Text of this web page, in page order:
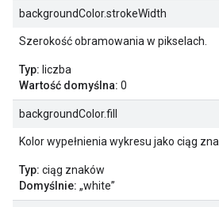
backgroundColor.strokeWidth
Szerokość obramowania w pikselach.
Typ: liczba
Wartość domyślna: 0
backgroundColor.fill
Kolor wypełnienia wykresu jako ciąg
Typ: ciąg znaków
Domyślnie: „white”